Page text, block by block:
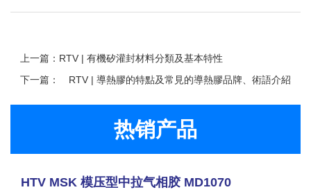
上一篇：RTV | 有機矽灌封材料分類及基本特性
下一篇：
RTV | 導熱膠的特點及常見的導熱膠品牌、術語介紹
热销产品
HTV MSK 模压型中拉气相胶 MD1070